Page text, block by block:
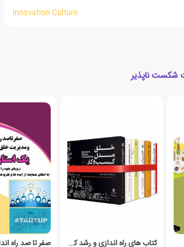
Innovation Culture
شکست ناپذیر
کتاب های راه اندازی و رشد کسب و کار (9 جلدی)